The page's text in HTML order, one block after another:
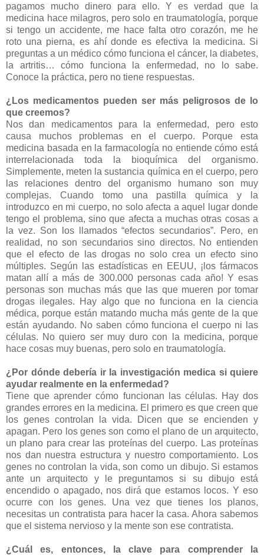
pagamos mucho dinero para ello. Y es verdad que la
medicina hace milagros, pero solo en traumatología, porque
si tengo un accidente, me hace falta otro corazón, me he
roto una pierna, es ahí donde es efectiva la medicina. Si
preguntas a un médico cómo funciona el cáncer, la diabetes,
la artritis… cómo funciona la enfermedad, no lo sabe.
Conoce la práctica, pero no tiene respuestas.
¿Los medicamentos pueden ser más peligrosos de lo
que creemos?
Nos dan medicamentos para la enfermedad, pero esto
causa muchos problemas en el cuerpo. Porque esta
medicina basada en la farmacología no entiende cómo está
interrelacionada toda la bioquímica del organismo.
Simplemente, meten la sustancia química en el cuerpo, pero
las relaciones dentro del organismo humano son muy
complejas. Cuando tomo una pastilla química y la
introduzco en mi cuerpo, no solo afecta a aquel lugar donde
tengo el problema, sino que afecta a muchas otras cosas a
la vez. Son los llamados “efectos secundarios”. Pero, en
realidad, no son secundarios sino directos. No entienden
que el efecto de las drogas no solo crea un efecto sino
múltiples. Según las estadísticas en EEUU, ¡los fármacos
matan allí a más de 300.000 personas cada año! Y esas
personas son muchas más que las que mueren por tomar
drogas ilegales. Hay algo que no funciona en la ciencia
médica, porque están matando mucha más gente de la que
están ayudando. No saben cómo funciona el cuerpo ni las
células. No quiero ser muy duro con la medicina, porque
hace cosas muy buenas, pero solo en traumatología.
¿Por dónde debería ir la investigación medica si quiere
ayudar realmente en la enfermedad?
Tiene que aprender cómo funcionan las células. Hay dos
grandes errores en la medicina. El primero es que creen que
los genes controlan la vida. Dicen que se encienden y
apagan. Pero los genes son como el plano de un arquitecto,
un plano para crear las proteínas del cuerpo. Las proteínas
nos dan nuestra estructura y nuestro comportamiento. Los
genes no controlan la vida, son como un dibujo. Si estamos
ante un arquitecto y le preguntamos si su dibujo está
encendido o apagado, nos dirá que estamos locos. Y eso
ocurre con los genes. Una vez que tienes los planos,
necesitas un contratista para hacer la casa. Ahora sabemos
que el sistema nervioso y la mente son ese contratista.
¿Cuál es, entonces, la clave para comprender la